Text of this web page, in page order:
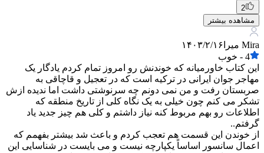
2
مشاهده بیشتر
Mira میرا
۱۴۰۳/۲/۱۶
4
- خوب
این کتاب خاورمیانه که خوندنش رو امروز تمام کردم یادگار یک
مهاجر جوان ایرانی در ترکیه است که در تعجیل و قاچاقی به
صربستان رفت و من نمی دونم چه سرنوشتی داشت اما ندیده ازش
تشکر می کنم چون خیلی به یک نگاه کلی از تاریخ منطقه که
اطلاعات رو بهم مربوط کنه نیاز داشتم و کلی هم چیز جدید یاد
گرفتم..
از خوندن این قسمت هم تعجب کردم و باعث شد بیشتر بفهمم که
اعمال سانسور اساساً یکپارچه نیست و می بایست در شناسایی این